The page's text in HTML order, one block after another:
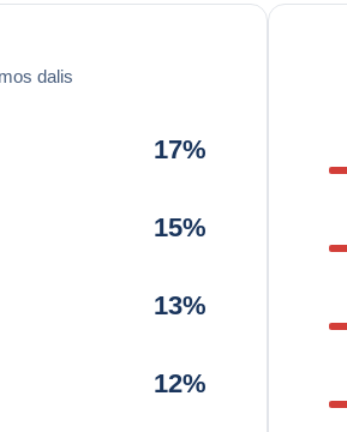
dalis
17%
15%
13%
12%